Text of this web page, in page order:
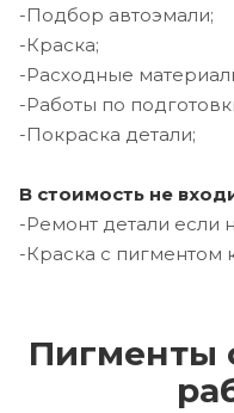
-Подбор автоэмали;
-Краска;
-Расходные
-Работы по
-Покраска детали;
В стоимость не
-Ремонт детали если
-Краска с пигментом
Пигменты